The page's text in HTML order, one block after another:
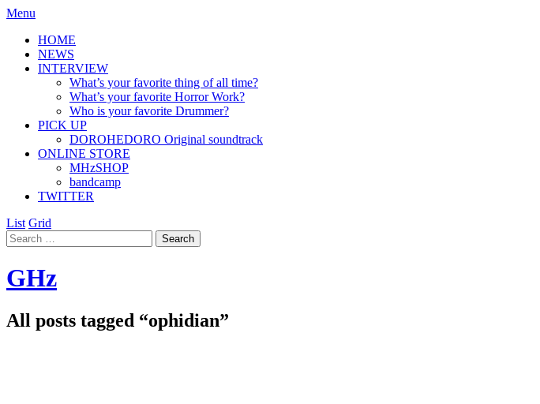
Menu
HOME
NEWS
INTERVIEW
What’s your favorite thing of all time?
What’s your favorite Horror Work?
Who is your favorite Drummer?
PICK UP
DOROHEDORO Original soundtrack
ONLINE STORE
MHzSHOP
bandcamp
TWITTER
List Grid
GHz
All posts tagged “ophidian”